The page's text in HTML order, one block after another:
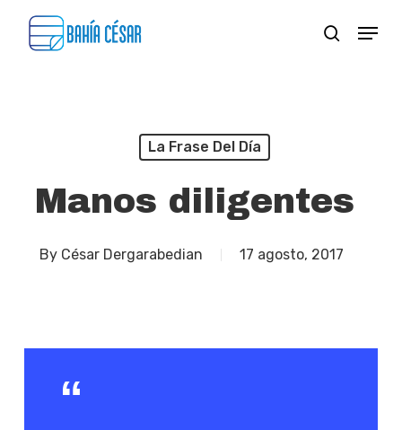
search
Menu
La Frase Del Día
Manos diligentes
By César Dergarabedian 17 agosto, 2017